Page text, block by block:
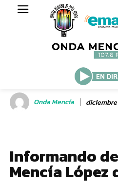
Onda Mencía diciembre
Informando
Mencía López